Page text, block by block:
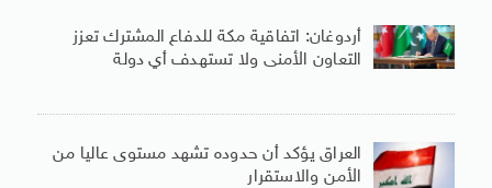
أردوغان: اتفاقية مكة للدفاع المشترك تعزز
التعاون الأمنى ولا تستهدف أي دولة
العراق يؤكد أن حدوده تشهد مستوى عاليا من
الأمن والاستقرار